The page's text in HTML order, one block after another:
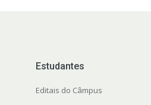
Estudantes
Editais do Câmpus